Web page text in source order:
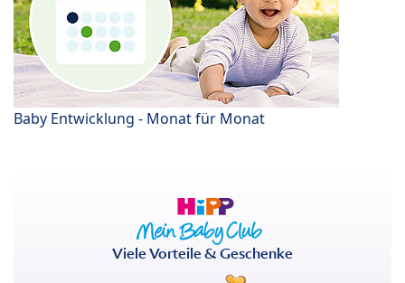
Baby Entwicklung - Monat für Monat
Viele Vorteile & Geschenke